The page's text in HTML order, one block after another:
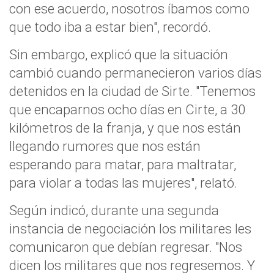
con ese acuerdo, nosotros íbamos como
que todo iba a estar bien", recordó.
Sin embargo, explicó que la situación
cambió cuando permanecieron varios días
detenidos en la ciudad de Sirte. "Tenemos
que encaparnos ocho días en Cirte, a 30
kilómetros de la franja, y que nos están
llegando rumores que nos están
esperando para matar, para maltratar,
para violar a todas las mujeres", relató.
Según indicó, durante una segunda
instancia de negociación los militares les
comunicaron que debían regresar. "Nos
dicen los militares que nos regresemos. Y